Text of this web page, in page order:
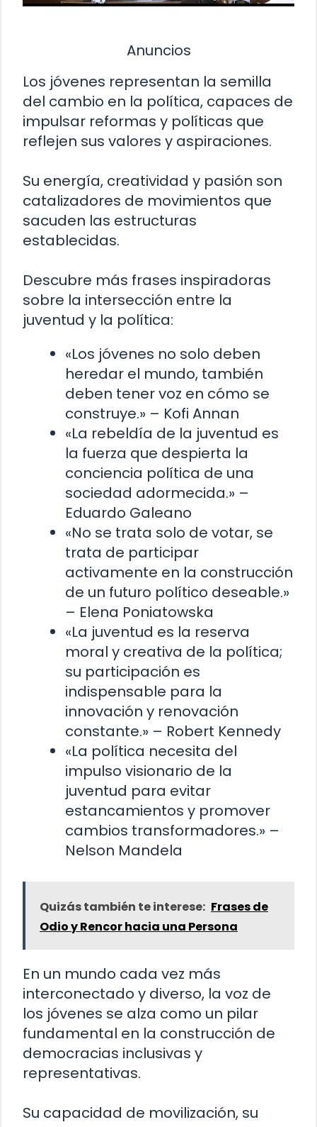
Anuncios
Los jóvenes representan la semilla
del cambio en la política, capaces de
impulsar reformas y políticas que
reflejen sus valores y aspiraciones.
Su energía, creatividad y pasión son
catalizadores de movimientos que
sacuden las estructuras
establecidas.
Descubre más frases inspiradoras
sobre la intersección entre la
juventud y la política:
«Los jóvenes no solo deben
heredar el mundo, también
deben tener voz en cómo se
construye.» – Kofi Annan
«La rebeldía de la juventud es
la fuerza que despierta la
conciencia política de una
sociedad adormecida.» –
Eduardo Galeano
«No se trata solo de votar, se
trata de participar
activamente en la construcción
de un futuro político deseable.»
– Elena Poniatowska
«La juventud es la reserva
moral y creativa de la política;
su participación es
indispensable para la
innovación y renovación
constante.» – Robert Kennedy
«La política necesita del
impulso visionario de la
juventud para evitar
estancamientos y promover
cambios transformadores.» –
Nelson Mandela
Quizás también te interese: Frases de
Odio y Rencor hacia una Persona
En un mundo cada vez más
interconectado y diverso, la voz de
los jóvenes se alza como un pilar
fundamental en la construcción de
democracias inclusivas y
representativas.
Su capacidad de movilización, su